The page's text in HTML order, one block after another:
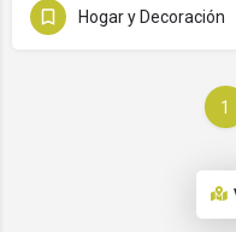
Hogar y Decoración
1